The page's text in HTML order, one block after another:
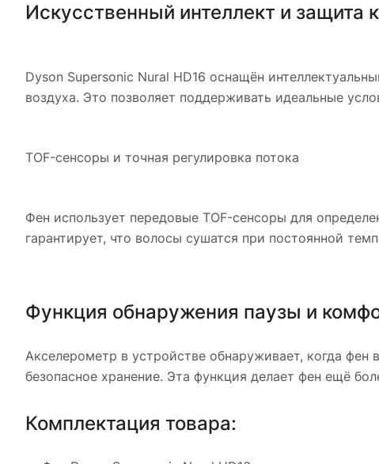
Искусственный интеллект и защита
Dyson Supersonic Nural HD16 оснащён
воздуха. Это позволяет поддерживать идеальные
TOF-сенсоры и точная регулировка потока
Фен использует передовые TOF-сенсоры для
гарантирует, что волосы сушатся при постоянной
Функция обнаружения паузы и
Акселерометр в устройстве обнаруживает, когда
безопасное хранение. Эта функция делает фен ещё
Комплектация товара: